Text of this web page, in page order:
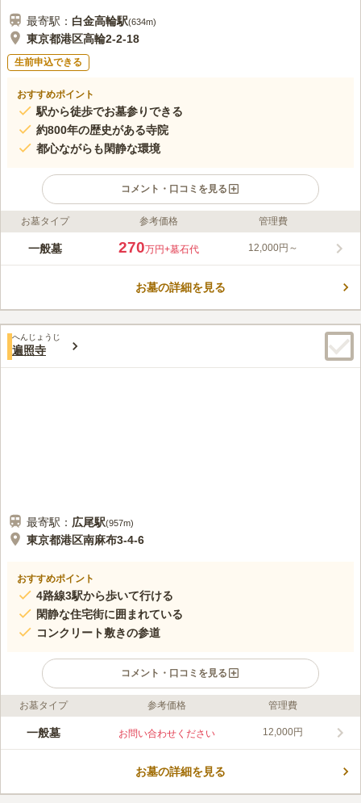
最寄駅： 白金高輪駅(634m)
東京都港区高輪2-2-18
生前申込できる
おすすめポイント
駅から徒歩でお墓参りできる
約800年の歴史がある寺院
都心ながらも閑静な環境
コメント・口コミを見る
ライフドット編集部のコメント
日当たりがよく、緑豊かで心安らぐ環境。手入れの行き届いた境
この霊園はまだ誰からも評価されていません。
お墓タイプ 参考価格 管理費
一般墓 270万円+墓石代 12,000円～
お墓の詳細を見る
へんじょうじ
遍照寺
最寄駅： 広尾駅(957m)
東京都港区南麻布3-4-6
おすすめポイント
4路線3駅から歩いて行ける
閑静な住宅街に囲まれている
コンクリート敷きの参道
コメント・口コミを見る
ライフドット編集部のコメント
約400年の歴史を持つ浄土宗の寺院です。南麻布という華やかな
での移動も可能です。道から少し奥まった場所にあり、手前に駐
お墓タイプ 参考価格 管理費
一般墓 お問い合わせください 12,000円
お墓の詳細を見る